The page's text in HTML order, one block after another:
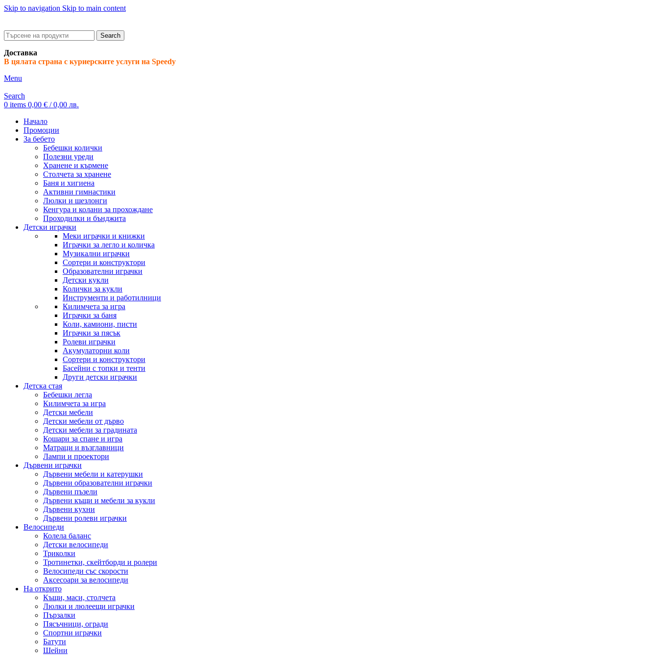
Skip to navigation Skip to main content
Search
Доставка
В цялата страна с куриерските услуги на Speedy
Menu
Search
0 items 0,00 € / 0,00 лв.
Начало
Промоции
За бебето
Бебешки колички
Полезни уреди
Хранене и кърмене
Столчета за хранене
Баня и хигиена
Активни гимнастики
Люлки и шезлонги
Кенгура и колани за прохождане
Проходилки и бънджита
Детски играчки
Меки играчки и книжки
Играчки за легло и количка
Музикални играчки
Сортери и конструктори
Образователни играчки
Детски кукли
Колички за кукли
Инструменти и работилници
Килимчета за игра
Играчки за баня
Коли, камиони, писти
Играчки за пясък
Ролеви играчки
Акумулаторни коли
Сортери и конструктори
Басейни с топки и тенти
Други детски играчки
Детска стая
Бебешки легла
Килимчета за игра
Детски мебели
Детски мебели от дърво
Детски мебели за градината
Кошари за спане и игра
Матраци и възглавници
Лампи и проектори
Дървени играчки
Дървени мебели и катерушки
Дървени образователни играчки
Дървени пъзели
Дървени къщи и мебели за кукли
Дървени кухни
Дървени ролеви играчки
Велосипеди
Колела баланс
Детски велосипеди
Триколки
Тротинетки, скейтборди и ролери
Велосипеди със скорости
Аксесоари за велосипеди
На открито
Къщи, маси, столчета
Люлки и люлеещи играчки
Пързалки
Пясъчници, огради
Спортни играчки
Батути
Шейни